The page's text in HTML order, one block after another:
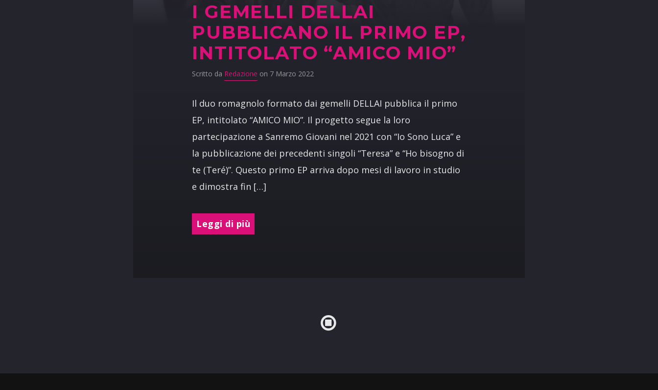
I GEMELLI DELLAI
PUBBLICANO IL PRIMO EP,
INTITOLATO “AMICO MIO”
Scritto da Redazione on 7 Marzo 2022
Il duo romagnolo formato dai gemelli DELLAI pubblica il primo
EP, intitolato “AMICO MIO”. Il progetto segue la loro
partecipazione a Sanremo Giovani nel 2021 con “Io Sono Luca” e
la pubblicazione dei precedenti singoli “Teresa” e “Ho bisogno di
te (Teré)”. Questo primo EP arriva dopo mesi di lavoro in studio
e dimostra fin […]
Leggi di più